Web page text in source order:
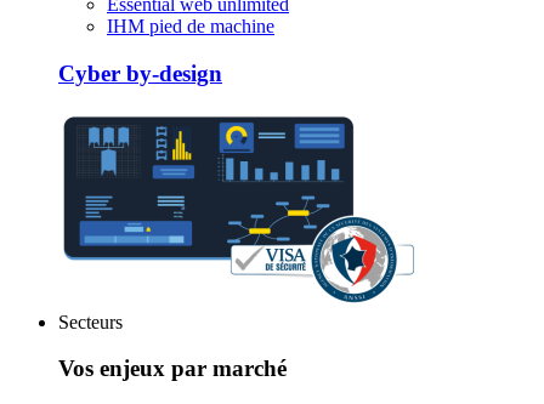
Essential web unlimited
IHM pied de machine
Cyber by-design
Secteurs
Vos enjeux par marché